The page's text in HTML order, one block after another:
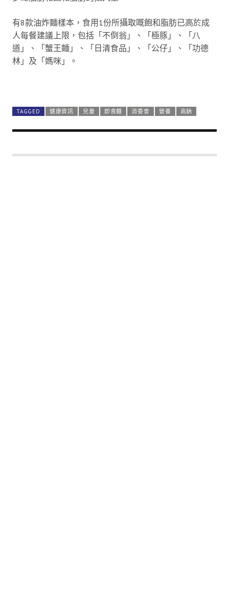
有8款油炸麵樣本，食用1份所攝取嘅飽和脂肪已高於成
人每餐建議上限，包括「不倒翁」、「極豚」、「八
道」、「蟹王麵」、「日清食品」、「公仔」、「功德
林」及「媽咪」。
TAGGED 健康資訊 兒童 即食麵 消委會 營養 高鈉